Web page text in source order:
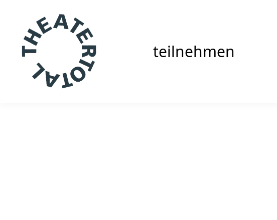
teilnehmen